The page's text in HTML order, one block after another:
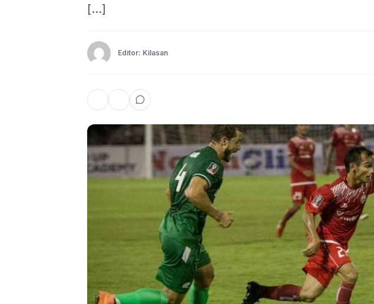
[…]
Editor: Kilasan